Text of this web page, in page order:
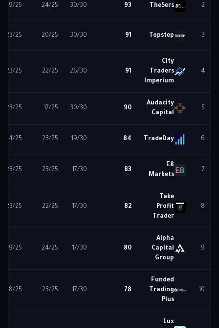
2
The5ers
93
30/30
24/25
19/25
3
Topstep
91
30/30
20/25
23/25
4
City
Traders
Imperium
91
26/30
22/25
23/25
5
Audacity
Capital
90
30/30
17/25
23/25
6
TradeDay
84
19/30
23/25
24/25
7
E8
Markets
83
17/30
23/25
23/25
8
Take
Profit
Trader
82
17/30
22/25
23/25
9
Alpha
Capital
Group
80
17/30
24/25
19/25
10
Funded
Trading
Plus
78
17/30
23/25
18/25
Lux